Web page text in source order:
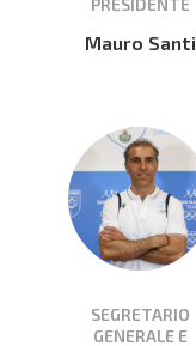
Mauro Santi
SEGRETARIO
GENERALE E